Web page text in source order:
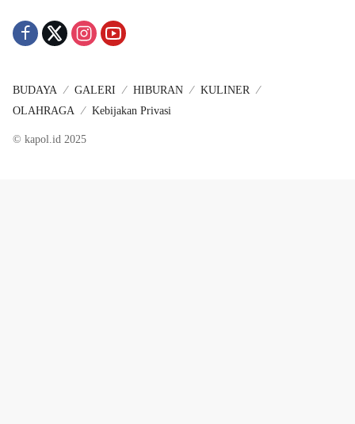
BUDAYA GALERI HIBURAN
KULINER
OLAHRAGA
Kebijakan Privasi
© kapol.id 2025